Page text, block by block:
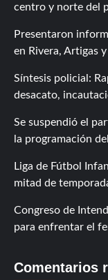
centro y norte del
Presentaron
en Rivera, Artigas
Síntesis policial:
desacato,
Se suspendió el
la programación
Liga de Fútbol
mitad de
Congreso de
para enfrentar el
Comentarios